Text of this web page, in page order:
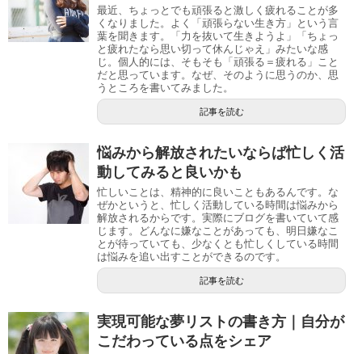
最近、ちょっとでも頑張ると激しく疲れることが多
くなりました。よく「頑張らない生き方」という言
葉を聞きます。「力を抜いて生きようよ」「ちょっ
と疲れたなら思い切って休んじゃえ」みたいな感
じ。個人的には、そもそも「頑張る＝疲れる」こと
だと思っています。なぜ、そのように思うのか、思
うところを書いてみました。
記事を読む
悩みから解放されたいならば忙しく活
動してみると良いかも
忙しいことは、精神的に良いこともあるんです。な
ぜかというと、忙しく活動している時間は悩みから
解放されるからです。実際にブログを書いていて感
じます。どんなに嫌なことがあっても、明日嫌なこ
とが待っていても、少なくとも忙しくしている時間
は悩みを追い出すことができるのです。
記事を読む
実現可能な夢リストの書き方｜自分が
こだわっている点をシェア